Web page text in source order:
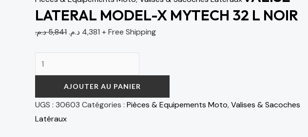
LATERAL MODEL-X MYTECH 32 L NOIR
5,841د.م. 4,381 د.م. + Free Shipping
AJOUTER AU PANIER
UGS : 30603 Catégories : Pièces & Equipements Moto,Valises & Sacoches
Latéraux